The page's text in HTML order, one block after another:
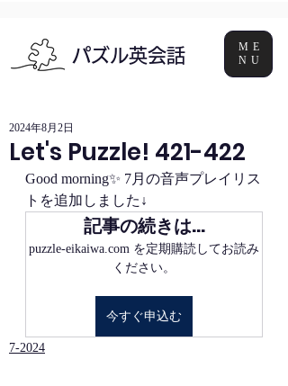
パズル英会話
ME
NU
Let's Puzzle! 421-422
2024年8月2日
Good morning✨ 7月の音声プレイリス
トを追加しました↓
記事の続きは…
puzzle-eikaiwa.com を定期購読してお読み
ください。
今すぐ申込む
7-2024